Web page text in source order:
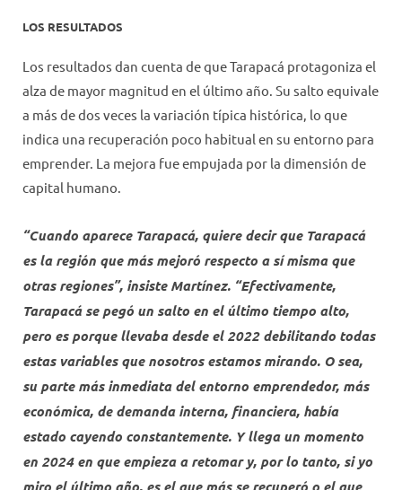
LOS RESULTADOS
Los resultados dan cuenta de que Tarapacá protagoniza el
alza de mayor magnitud en el último año. Su salto equivale
a más de dos veces la variación típica histórica, lo que
indica una recuperación poco habitual en su entorno para
emprender. La mejora fue empujada por la dimensión de
capital humano.
“Cuando aparece Tarapacá, quiere decir que Tarapacá
es la región que más mejoró respecto a sí misma que
otras regiones”, insiste Martínez. “Efectivamente,
Tarapacá se pegó un salto en el último tiempo alto,
pero es porque llevaba desde el 2022 debilitando todas
estas variables que nosotros estamos mirando. O sea,
su parte más inmediata del entorno emprendedor, más
económica, de demanda interna, financiera, había
estado cayendo constantemente. Y llega un momento
en 2024 en que empieza a retomar y, por lo tanto, si yo